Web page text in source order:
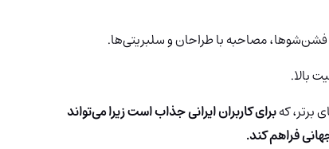
مصاحبه با طراحان و سلبریتی‌ها.
بالا.
برتر، کهبرای کاربران ایرانی جذاب است زیرا می‌تواند
فراهم کند.